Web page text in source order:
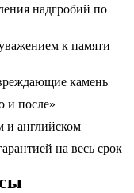
надгробий по
к памяти
камень
и после»
и английском
на весь срок